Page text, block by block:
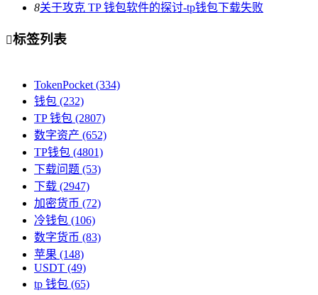
8关于攻克 TP 钱包软件的探讨-tp钱包下载失败
标签列表
TokenPocket (334)
钱包 (232)
TP 钱包 (2807)
数字资产 (652)
TP钱包 (4801)
下载问题 (53)
下载 (2947)
加密货币 (72)
冷钱包 (106)
数字货币 (83)
苹果 (148)
USDT (49)
tp 钱包 (65)